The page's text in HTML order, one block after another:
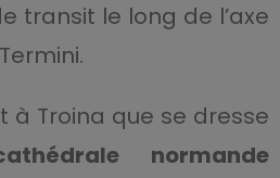
transit le long de l’axe
à Troina que se dresse
normande